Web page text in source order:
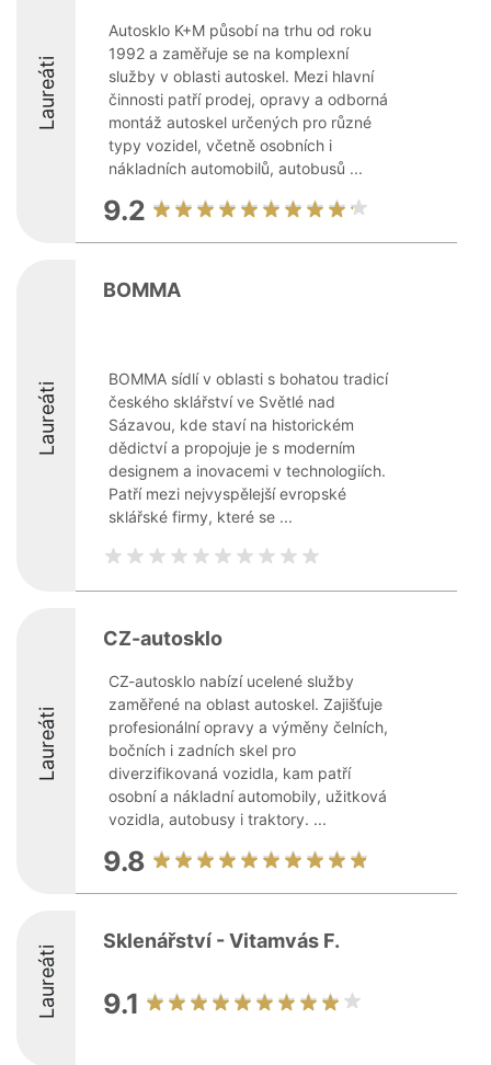
Laureáti
Autosklo K+M působí na trhu od roku
1992 a zaměřuje se na komplexní
služby v oblasti autoskel. Mezi hlavní
činnosti patří prodej, opravy a odborná
montáž autoskel určených pro různé
typy vozidel, včetně osobních i
nákladních automobilů, autobusů ...
9.2
Laureáti
BOMMA
BOMMA sídlí v oblasti s bohatou tradicí
českého sklářství ve Světlé nad
Sázavou, kde staví na historickém
dědictví a propojuje je s moderním
designem a inovacemi v technologiích.
Patří mezi nejvyspělejší evropské
sklářské firmy, které se ...
Laureáti
CZ-autosklo
CZ-autosklo nabízí ucelené služby
zaměřené na oblast autoskel. Zajišťuje
profesionální opravy a výměny čelních,
bočních i zadních skel pro
diverzifikovaná vozidla, kam patří
osobní a nákladní automobily, užitková
vozidla, autobusy i traktory. ...
9.8
Laureáti
Sklenářství - Vitamvás F.
9.1